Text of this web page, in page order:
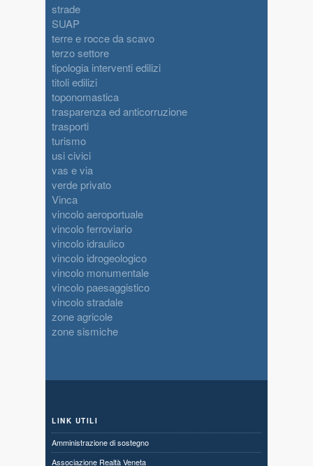
strade
SUAP
terre e rocce da scavo
terzo settore
tipologia interventi edilizi
titoli edilizi
toponomastica
trasparenza ed anticorruzione
trasporti
turismo
usi civici
vas e via
verde privato
Vinca
vincolo aeroportuale
vincolo ferroviario
vincolo idraulico
vincolo idrogeologico
vincolo monumentale
vincolo paesaggistico
vincolo stradale
zone agricole
zone sismiche
LINK UTILI
Amministrazione di sostegno
Associazione Realtà Veneta